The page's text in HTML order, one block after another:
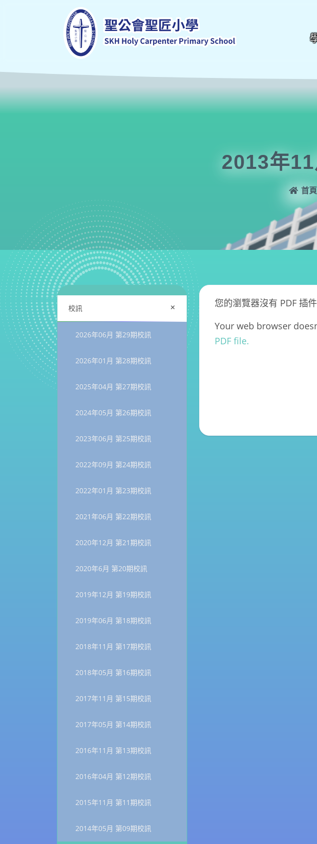
2013年
首頁
校訊 +
2026年06月 第29期校訊
2026年01月 第28期校訊
2025年04月 第27期校訊
2024年05月 第26期校訊
2023年06月 第25期校訊
2022年09月 第24期校訊
2022年01月 第23期校訊
2021年06月 第22期校訊
2020年12月 第21期校訊
2020年6月 第20期校訊
2019年12月 第19期校訊
2019年06月 第18期校訊
2018年11月 第17期校訊
2018年05月 第16期校訊
2017年11月 第15期校訊
2017年05月 第14期校訊
2016年11月 第13期校訊
2016年04月 第12期校訊
2015年11月 第11期校訊
2014年05月 第09期校訊
您的瀏覽器沒有 PDF 插
Your web browser
PDF file.